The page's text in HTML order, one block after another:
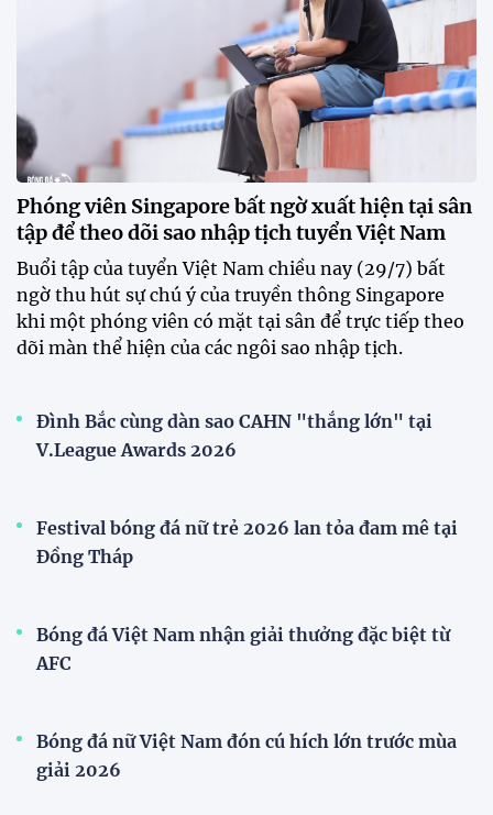
HLV Văn Sỹ Sơn: "Tôi đặt bút ký bằng niềm tin và
CLB Sông Lam Nghệ An chính thức có nhà tài trợ
mới
Tiền đạo Đình Bắc chốt tương lai sau tin đồn sang
Nhật Bản thi đấu
ĐKVĐ Cúp Quốc gia chiêu mộ sao trẻ của ĐT Việt
Nam
Đội tuyển Việt Nam